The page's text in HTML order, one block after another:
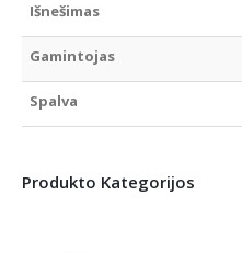
Išnešimas
Gamintojas
Spalva
Produkto Kategorijos